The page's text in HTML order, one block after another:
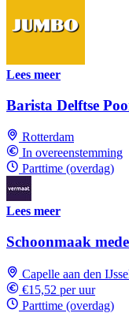
Lees meer
Barista Delftse
Rotterdam
In overeenstemming
Parttime (overdag)
Lees meer
Schoonmaak
Capelle aan den
€15,52 per uur
Parttime (overdag)